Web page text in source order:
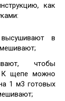
как
в
чтобы
К щепе можно
1 м3 готовых